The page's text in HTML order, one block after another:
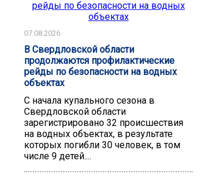
07.08.2026
В Свердловской области
продолжаются профилактические
рейды по безопасности на водных
объектах
С начала купального сезона в
Свердловской области
зарегистрировано 32 происшествия
на водных объектах, в результате
которых погибли 30 человек, в том
числе 9 детей....